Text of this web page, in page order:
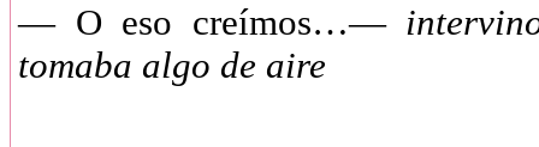
— O eso creímos…—
tomaba algo de aire